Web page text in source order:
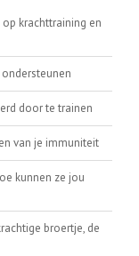
krachttraining en
door te trainen
van je immuniteit
kunnen ze jou
broertje, de